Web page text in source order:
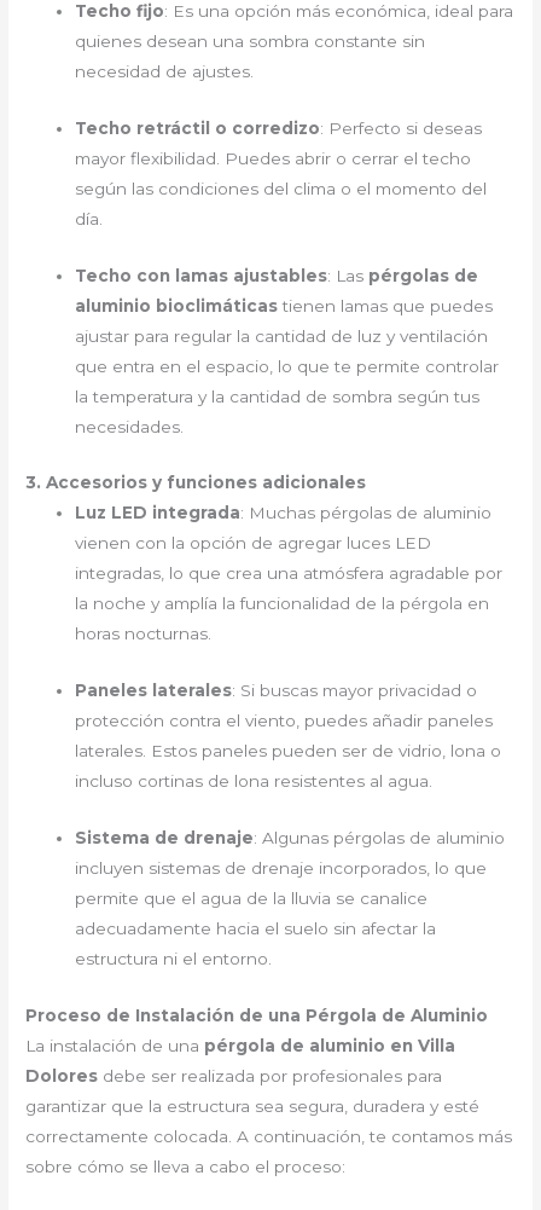
Techo fijo: Es una opción más económica, ideal para
quienes desean una sombra constante sin
necesidad de ajustes.
Techo retráctil o corredizo: Perfecto si deseas
mayor flexibilidad. Puedes abrir o cerrar el techo
según las condiciones del clima o el momento del
día.
Techo con lamas ajustables: Las pérgolas de
aluminio bioclimáticastienen lamas que puedes
ajustar para regular la cantidad de luz y ventilación
que entra en el espacio, lo que te permite controlar
la temperatura y la cantidad de sombra según tus
necesidades.
3. Accesorios y funciones adicionales
Luz LED integrada: Muchas pérgolas de aluminio
vienen con la opción de agregar luces LED
integradas, lo que crea una atmósfera agradable por
la noche y amplía la funcionalidad de la pérgola en
horas nocturnas.
Paneles laterales: Si buscas mayor privacidad o
protección contra el viento, puedes añadir paneles
laterales. Estos paneles pueden ser de vidrio, lona o
incluso cortinas de lona resistentes al agua.
Sistema de drenaje: Algunas pérgolas de aluminio
incluyen sistemas de drenaje incorporados, lo que
permite que el agua de la lluvia se canalice
adecuadamente hacia el suelo sin afectar la
estructura ni el entorno.
Proceso de Instalación de una Pérgola de Aluminio
La instalación de una pérgola de aluminio en Villa
Dolores debe ser realizada por profesionales para
garantizar que la estructura sea segura, duradera y esté
correctamente colocada. A continuación, te contamos más
sobre cómo se lleva a cabo el proceso: